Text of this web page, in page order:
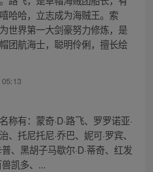
哈哈，立志成为海贼王。索
世界第一大剑豪努力修炼，是
团航海士，聪明伶俐，擅长绘
称有：蒙奇·D·路飞、罗罗诺亚·
托尼托尼·乔巴、妮可·罗宾、
、黑胡子马歇尔·D·蒂奇、红发
凯多、...